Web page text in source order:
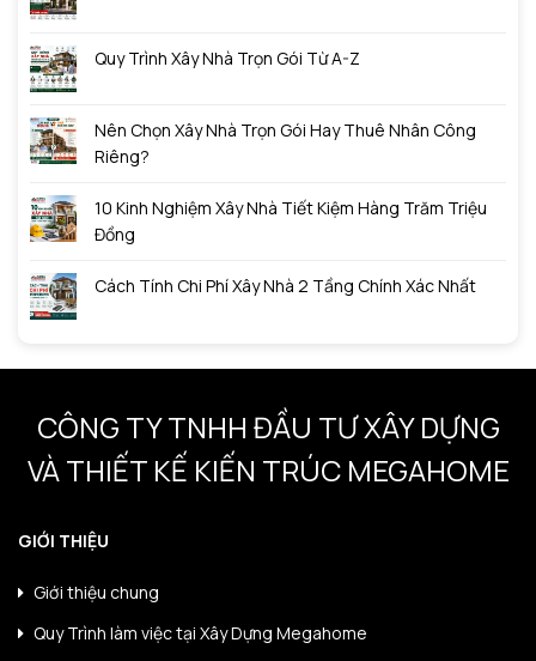
Quy Trình Xây Nhà Trọn Gói Từ A-Z
Nên Chọn Xây Nhà Trọn Gói Hay Thuê Nhân Công
Riêng?
10 Kinh Nghiệm Xây Nhà Tiết Kiệm Hàng Trăm Triệu
Đồng
Cách Tính Chi Phí Xây Nhà 2 Tầng Chính Xác Nhất
CÔNG TY TNHH ĐẦU TƯ XÂY DỰNG
VÀ THIẾT KẾ KIẾN TRÚC MEGAHOME
GIỚI THIỆU
Giới thiệu chung
Quy Trình làm việc tại Xây Dựng Megahome